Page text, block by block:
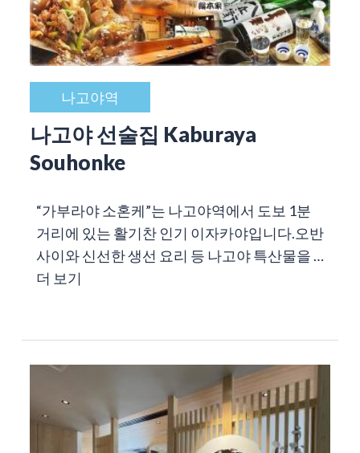
나고야역
나고야 선술집 Kaburaya
Souhonke
“가부라야 소혼케”는 나고야역에서 도보 1분
거리에 있는 활기찬 인기 이자카야입니다.오반
사이와 신선한 생선 요리 등 나고야 특산물을 …
더 보기